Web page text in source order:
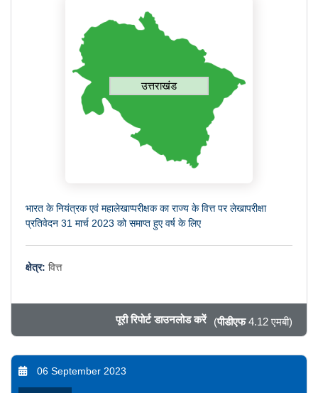
उत्तराखंड
भारत के नियंत्रक एवं महालेखाप्परीक्षक का राज्य के वित्त पर लेखापरीक्षा
प्रतिवेदन 31 मार्च 2023 को समाप्त हुए वर्ष के लिए
क्षेत्र: वित्त
पूरी रिपोर्ट डाउनलोड करें (पीडीएफ4.12 एमबी)
06 September 2023